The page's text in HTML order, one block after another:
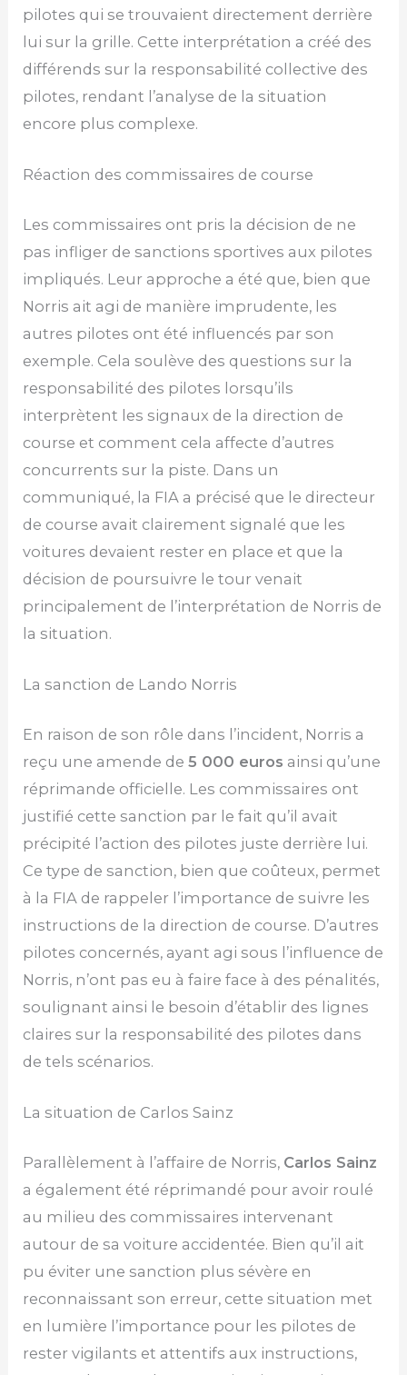
pilotes qui se trouvaient directement derrière
lui sur la grille. Cette interprétation a créé des
différends sur la responsabilité collective des
pilotes, rendant l’analyse de la situation
encore plus complexe.
Réaction des commissaires de course
Les commissaires ont pris la décision de ne
pas infliger de sanctions sportives aux pilotes
impliqués. Leur approche a été que, bien que
Norris ait agi de manière imprudente, les
autres pilotes ont été influencés par son
exemple. Cela soulève des questions sur la
responsabilité des pilotes lorsqu’ils
interprètent les signaux de la direction de
course et comment cela affecte d’autres
concurrents sur la piste. Dans un
communiqué, la FIA a précisé que le directeur
de course avait clairement signalé que les
voitures devaient rester en place et que la
décision de poursuivre le tour venait
principalement de l’interprétation de Norris de
la situation.
La sanction de Lando Norris
En raison de son rôle dans l’incident, Norris a
reçu une amende de5 000 euros ainsi qu’une
réprimande officielle. Les commissaires ont
justifié cette sanction par le fait qu’il avait
précipité l’action des pilotes juste derrière lui.
Ce type de sanction, bien que coûteux, permet
à la FIA de rappeler l’importance de suivre les
instructions de la direction de course. D’autres
pilotes concernés, ayant agi sous l’influence de
Norris, n’ont pas eu à faire face à des pénalités,
soulignant ainsi le besoin d’établir des lignes
claires sur la responsabilité des pilotes dans
de tels scénarios.
La situation de Carlos Sainz
Parallèlement à l’affaire de Norris, Carlos Sainz
a également été réprimandé pour avoir roulé
au milieu des commissaires intervenant
autour de sa voiture accidentée. Bien qu’il ait
pu éviter une sanction plus sévère en
reconnaissant son erreur, cette situation met
en lumière l’importance pour les pilotes de
rester vigilants et attentifs aux instructions,